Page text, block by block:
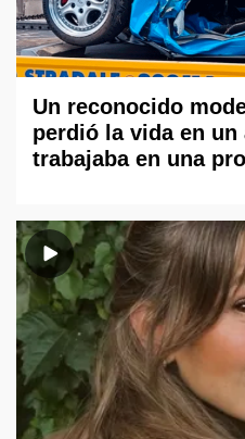
Un reconocido
perdió la vida en
trabajaba en una